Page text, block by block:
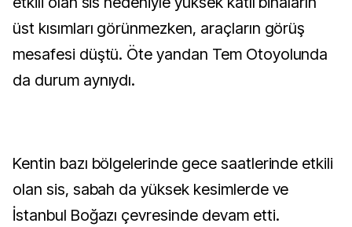
üst kısımları görünmezken, araçların görüş
mesafesi düştü. Öte yandan Tem Otoyolunda
da durum aynıydı.
Kentin bazı bölgelerinde gece saatlerinde etkili
olan sis, sabah da yüksek kesimlerde ve
İstanbul Boğazı çevresinde devam etti.